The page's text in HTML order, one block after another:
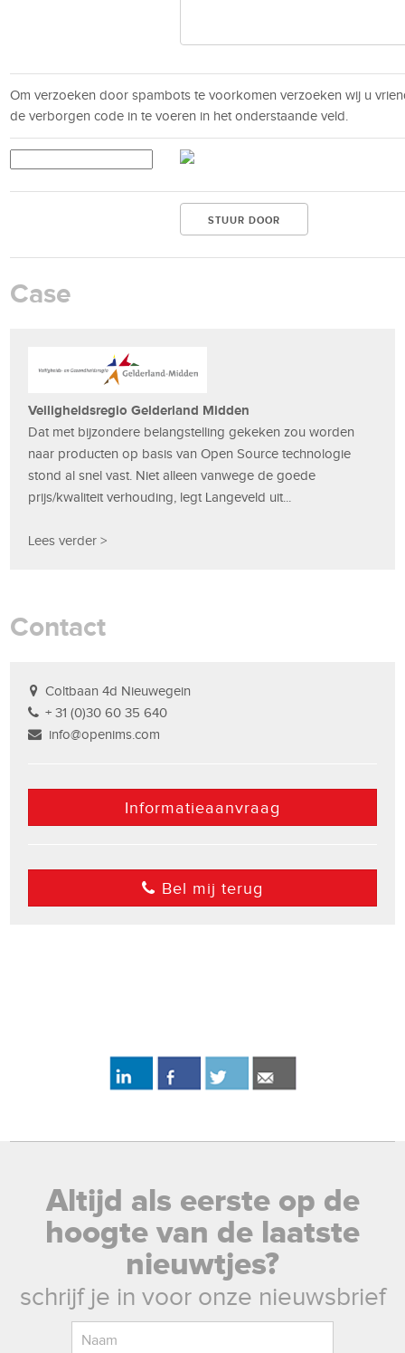
Om verzoeken door spambots te voorkomen verzoeken wij u
de verborgen code in te voeren in het onderstaande veld.
Case
Veiligheidsregio Gelderland Midden
Dat met bijzondere belangstelling gekeken zou worden
naar producten op basis van Open Source technologie
stond al snel vast. Niet alleen vanwege de goede
prijs/kwaliteit verhouding, legt Langeveld uit...
Lees verder >
Contact
Coltbaan 4d Nieuwegein
+ 31 (0)30 60 35 640
info@openims.com
Informatieaanvraag
Bel mij terug
Altijd als eerste op de
hoogte van de laatste
nieuwtjes?
schrijf je in voor onze nieuwsbrief